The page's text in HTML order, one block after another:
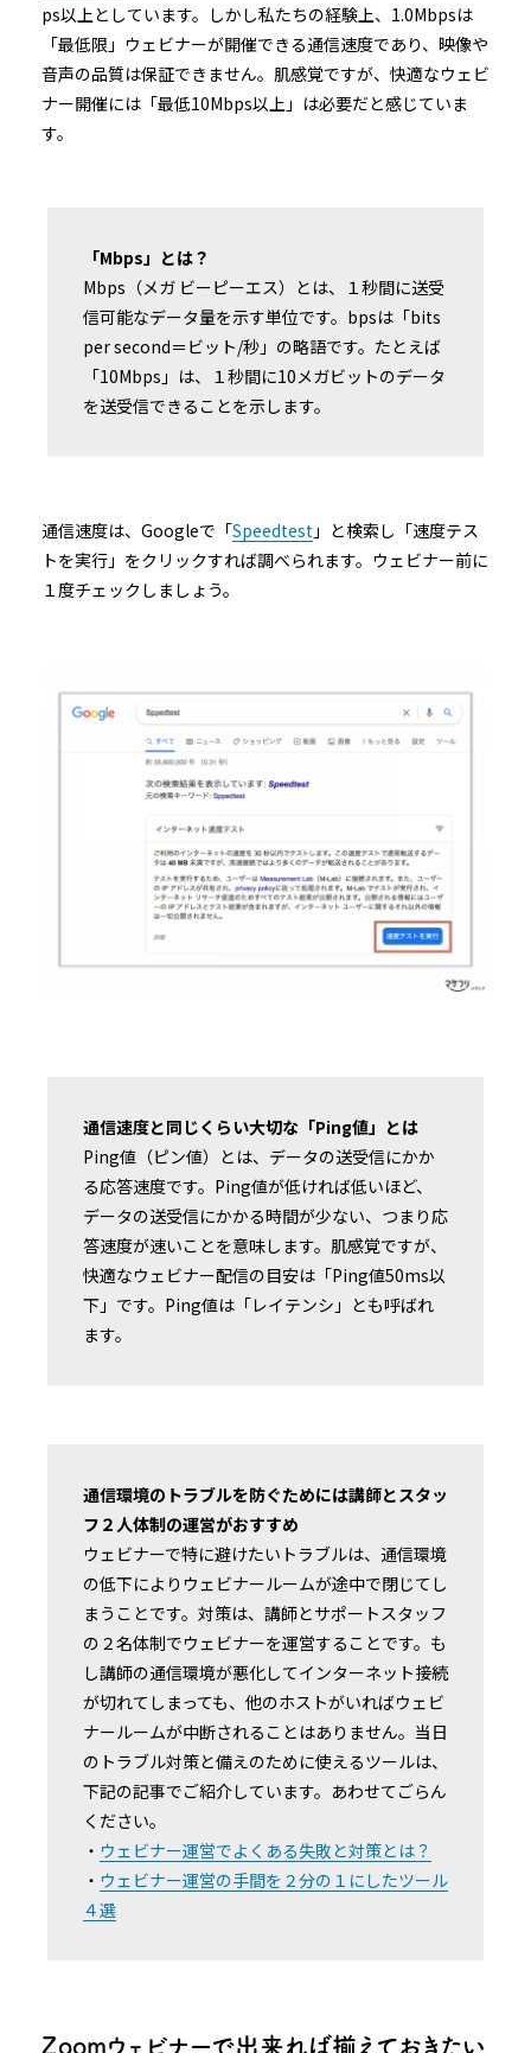
ps以上としています。しかし私たちの経験上、1.0Mbpsは
「最低限」ウェビナーが開催できる通信速度であり、映像や
音声の品質は保証できません。肌感覚ですが、快適なウェビ
ナー開催には「最低10Mbps以上」は必要だと感じていま
す。
「Mbps」とは？
Mbps（メガ ビーピーエス）とは、１秒間に送受
信可能なデータ量を示す単位です。bpsは「bits
per second＝ビット/秒」の略語です。たとえば
「10Mbps」は、１秒間に10メガビットのデータ
を送受信できることを示します。
通信速度は、Googleで「Speedtest 」と検索し「速度テス
トを実行」をクリックすれば調べられます。ウェビナー前に
１度チェックしましょう。
通信速度と同じくらい大切な「Ping値」とは
Ping値（ピン値）とは、データの送受信にかか
る応答速度です。Ping値が低ければ低いほど、
データの送受信にかかる時間が少ない、つまり応
答速度が速いことを意味します。肌感覚ですが、
快適なウェビナー配信の目安は「Ping値50ms以
下」です。Ping値は「レイテンシ」とも呼ばれ
ます。
通信環境のトラブルを防ぐためには講師とスタッ
フ２人体制の運営がおすすめ
ウェビナーで特に避けたいトラブルは、通信環境
の低下によりウェビナールームが途中で閉じてし
まうことです。対策は、講師とサポートスタッフ
の２名体制でウェビナーを運営することです。も
し講師の通信環境が悪化してインターネット接続
が切れてしまっても、他のホストがいればウェビ
ナールームが中断されることはありません。当日
のトラブル対策と備えのために使えるツールは、
下記の記事でご紹介しています。あわせてごらん
ください。
・ ウェビナー運営でよくある失敗と対策とは？
・ ウェビナー運営の手間を２分の１にしたツール
４選
Zoomウェビナーで出来れば揃えておきたい